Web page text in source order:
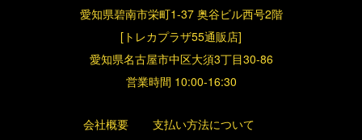
愛知県碧南市栄町1-37 奥谷ビル西号2階
[トレカプラザ55通販店]
愛知県名古屋市中区大須3丁目30-86
営業時間 10:00-16:30
会社概要
支払い方法について